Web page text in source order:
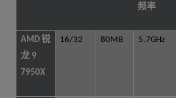
频率
AMD 锐
龙 9
7950X
16/32 80MB 5.7GHz